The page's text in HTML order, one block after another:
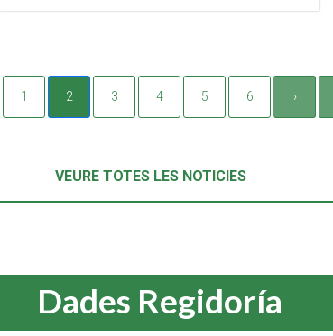
1 2 3 4 5 6 ›
VEURE TOTES LES NOTICIES
Dades Regidoría